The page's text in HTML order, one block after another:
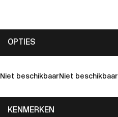
OPTIES
Niet beschikbaar Niet beschikbaar
KENMERKEN